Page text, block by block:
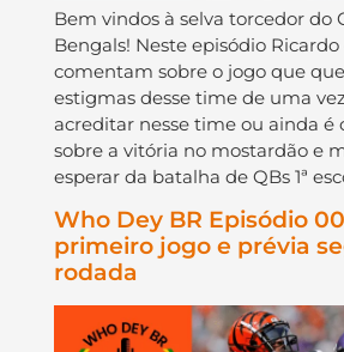
Bem vindos à selva torcedor do
Bengals! Neste episódio Ricardo
comentam sobre o jogo que
estigmas desse time de uma
acreditar nesse time ou ainda é
sobre a vitória no mostardão e
esperar da batalha de QBs 1ª
Who Dey BR Episódio
primeiro jogo e prévia
rodada